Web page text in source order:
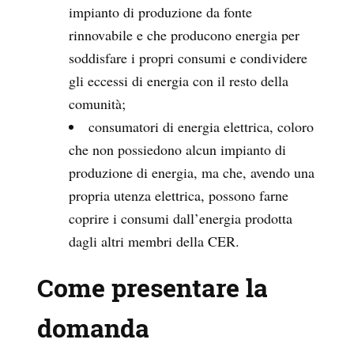
impianto di produzione da fonte
rinnovabile e che producono energia per
soddisfare i propri consumi e condividere
gli eccessi di energia con il resto della
comunità;
consumatori di energia elettrica, coloro
che non possiedono alcun impianto di
produzione di energia, ma che, avendo una
propria utenza elettrica, possono farne
coprire i consumi dall’energia prodotta
dagli altri membri della CER.
Come presentare la
domanda